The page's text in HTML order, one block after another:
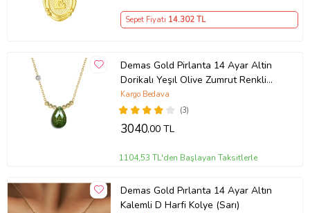
Sepet Fiyatı 14.302TL
Demas Gold Pirlanta 14 Ayar Altin
Dorikalı Yeşıl Olive Zumrut Renkli
Damla Taşlı Kolye (Sarı)
(3)
Kargo Bedava
3040,00 TL
1104,53 TL'den Başlayan Taksitlerle
Demas Gold Pırlanta 14 Ayar Altın
Kalemli D Harfi Kolye (Sarı)